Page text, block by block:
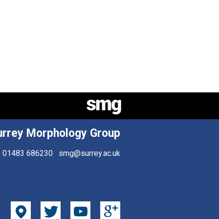
Morphology Group
01483 686230 smg@surrey.ac.uk